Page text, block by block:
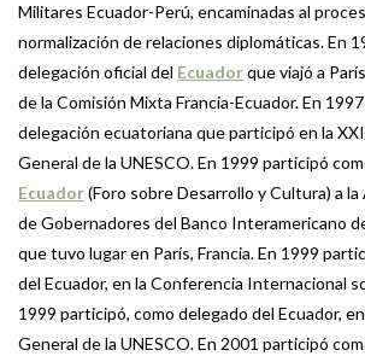
Militares Ecuador-Perú, encaminadas al
normalización de relaciones diplomáticas. En
delegación oficial del Ecuadorque viajó a
de la Comisión Mixta Francia-Ecuador. En
delegación ecuatoriana que participó en la
General de la UNESCO. En 1999 participó
Ecuador(Foro sobre Desarrollo y Cultura) a la
de Gobernadores del Banco Interamericano
que tuvo lugar en París, Francia. En 1999
del Ecuador, en la Conferencia Internacional
1999 participó, como delegado del Ecuador,
General de la UNESCO. En 2001 participó